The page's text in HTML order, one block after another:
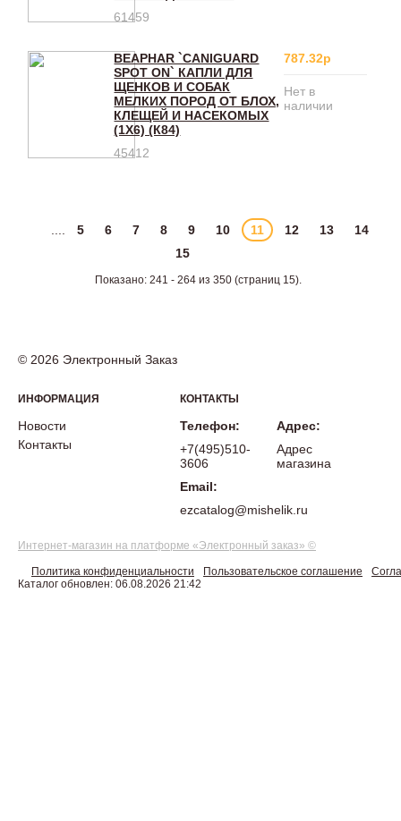
61459
BEAPHAR `CANIGUARD
SPOT ON` КАПЛИ ДЛЯ
ЩЕНКОВ И СОБАК
МЕЛКИХ ПОРОД ОТ БЛОХ,
КЛЕЩЕЙ И НАСЕКОМЫХ
(1Х6) (К84)
45412
787.32р
Нет в
наличии
.... 5 6 7 8 9 10 11 12 13
14
15
Показано: 241 - 264 из 350 (страниц 15).
© 2026 Электронный Заказ
ИНФОРМАЦИЯ
Новости
Контакты
КОНТАКТЫ
Телефон:
+7(495)510-
3606
Email:
ezcatalog@mishelik.ru
Адрес:
Адрес
магазина
Интернет-магазин на платформе «Электронный заказ» ©
Политика конфиденциальности Пользовательское соглашение
Каталог обновлен: 06.08.2026 21:42